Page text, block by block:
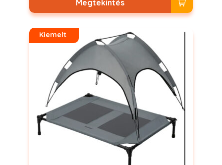
Megtekintés
Kiemelt